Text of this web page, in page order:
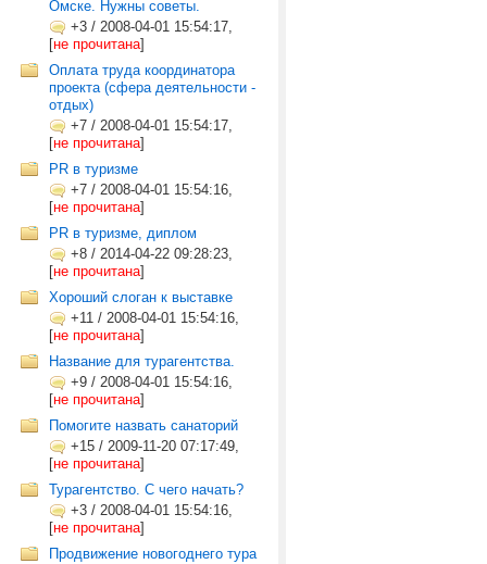
Омске. Нужны советы.
+3 / 2008-04-01 15:54:17,
[не прочитана]
Оплата труда координатора
проекта (сфера деятельности -
отдых)
+7 / 2008-04-01 15:54:17,
[не прочитана]
PR в туризме
+7 / 2008-04-01 15:54:16,
[не прочитана]
PR в туризме, диплом
+8 / 2014-04-22 09:28:23,
[не прочитана]
Хороший слоган к выставке
+11 / 2008-04-01 15:54:16,
[не прочитана]
Название для турагентства.
+9 / 2008-04-01 15:54:16,
[не прочитана]
Помогите назвать санаторий
+15 / 2009-11-20 07:17:49,
[не прочитана]
Турагентство. С чего начать?
+3 / 2008-04-01 15:54:16,
[не прочитана]
Продвижение новогоднего тура